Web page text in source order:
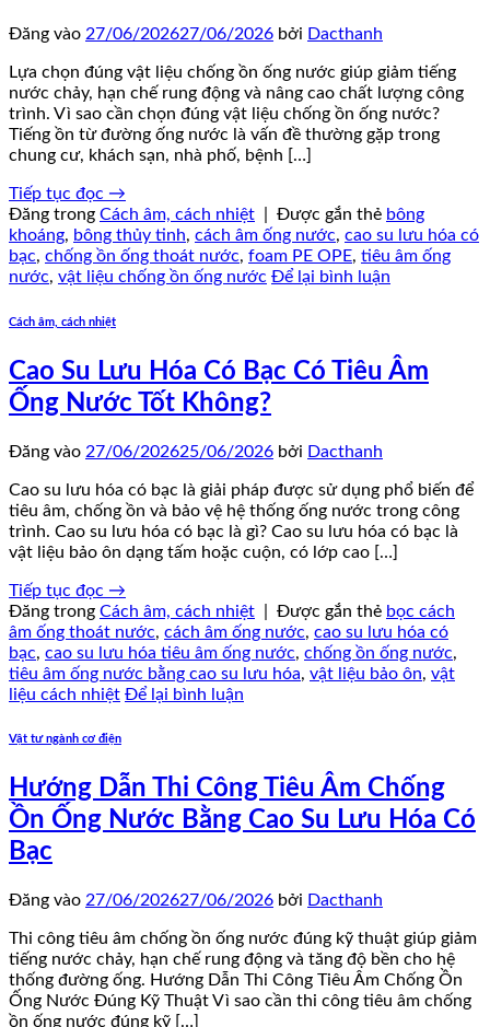
Đăng vào 27/06/202627/06/2026 bởi Dacthanh
Lựa chọn đúng vật liệu chống ồn ống nước giúp giảm tiếng
nước chảy, hạn chế rung động và nâng cao chất lượng công
trình. Vì sao cần chọn đúng vật liệu chống ồn ống nước?
Tiếng ồn từ đường ống nước là vấn đề thường gặp trong
chung cư, khách sạn, nhà phố, bệnh […]
Tiếp tục đọc →
Đăng trong Cách âm, cách nhiệt Được gắn thẻ bông
khoáng, bông thủy tinh, cách âm ống nước, cao su lưu hóa có
bạc, chống ồn ống thoát nước, foam PE OPE, tiêu âm ống
nước, vật liệu chống ồn ống nước Để lại bình luận
Cách âm, cách nhiệt
Cao Su Lưu Hóa Có Bạc Có Tiêu Âm
Ống Nước Tốt Không?
Đăng vào 27/06/202625/06/2026 bởi Dacthanh
Cao su lưu hóa có bạc là giải pháp được sử dụng phổ biến để
tiêu âm, chống ồn và bảo vệ hệ thống ống nước trong công
trình. Cao su lưu hóa có bạc là gì? Cao su lưu hóa có bạc là
vật liệu bảo ôn dạng tấm hoặc cuộn, có lớp cao […]
Tiếp tục đọc →
Đăng trong Cách âm, cách nhiệt Được gắn thẻ bọc cách
âm ống thoát nước, cách âm ống nước, cao su lưu hóa có
bạc, cao su lưu hóa tiêu âm ống nước, chống ồn ống nước,
tiêu âm ống nước bằng cao su lưu hóa, vật liệu bảo ôn, vật
liệu cách nhiệt Để lại bình luận
Vật tư ngành cơ điện
Hướng Dẫn Thi Công Tiêu Âm Chống
Ồn Ống Nước Bằng Cao Su Lưu Hóa Có
Bạc
Đăng vào 27/06/202627/06/2026 bởi Dacthanh
Thi công tiêu âm chống ồn ống nước đúng kỹ thuật giúp giảm
tiếng nước chảy, hạn chế rung động và tăng độ bền cho hệ
thống đường ống. Hướng Dẫn Thi Công Tiêu Âm Chống Ồn
Ống Nước Đúng Kỹ Thuật Vì sao cần thi công tiêu âm chống
ồn ống nước đúng kỹ […]